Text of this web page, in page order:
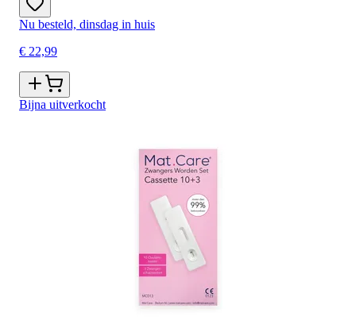
Nu besteld, dinsdag in huis
€ 22,99
Bijna uitverkocht